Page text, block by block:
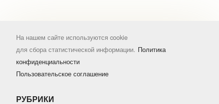
На нашем сайте используются cookie
для сбора статистической информации. Политика
конфиденциальности
Пользовательское соглашение
РУБРИКИ